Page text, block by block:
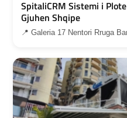
SpitaliCRM Sistemi i
Gjuhen Shqipe
📍 Galeria 17 Nentori Rruga